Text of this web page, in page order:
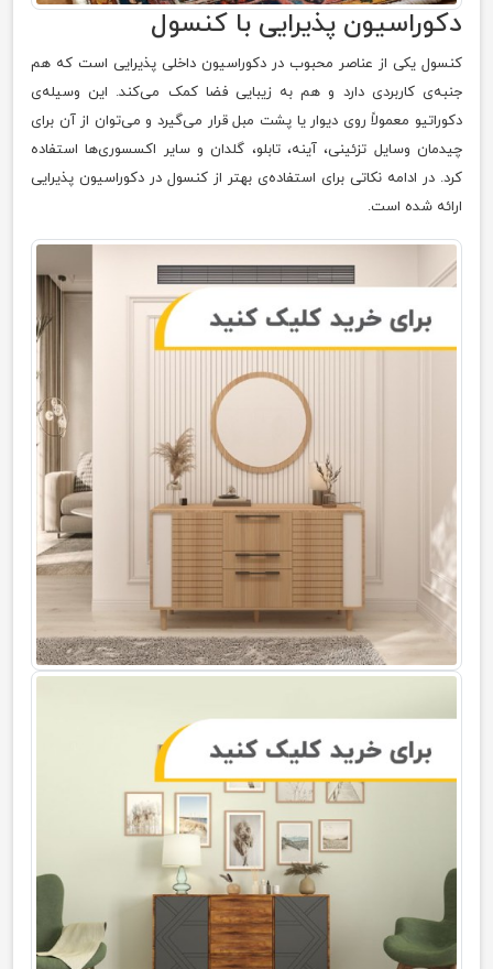
دکوراسیون پذیرایی با کنسول
کنسول یکی از عناصر محبوب در دکوراسیون داخلی پذیرایی است که هم
جنبه‌ی کاربردی دارد و هم به زیبایی فضا کمک می‌کند. این وسیله‌ی
دکوراتیو معمولاً روی دیوار یا پشت مبل قرار می‌گیرد و می‌توان از آن برای
چیدمان وسایل تزئینی، آینه، تابلو، گلدان و سایر اکسسوری‌ها استفاده
کرد. در ادامه نکاتی برای استفاده‌ی بهتر از کنسول در دکوراسیون پذیرایی
ارائه شده است.